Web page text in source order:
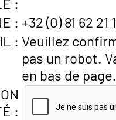
: +32 (0) 81 62 21
: Veuillez
pas un robot.
en bas de page.
: